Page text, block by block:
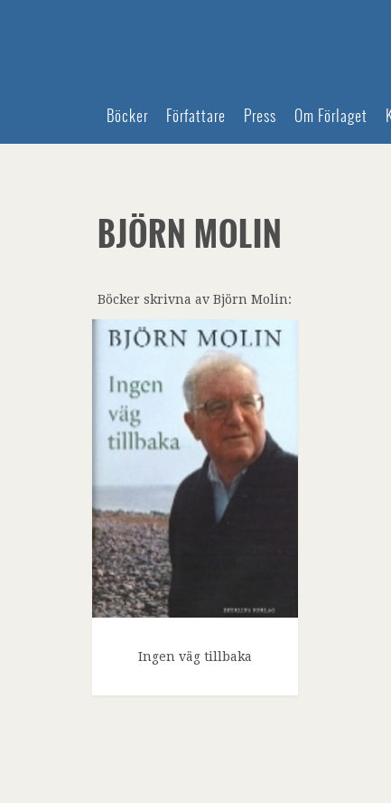
Böcker Författare Press Om Förlaget
BJÖRN MOLIN
Böcker skrivna av Björn Molin:
Ingen väg tillbaka